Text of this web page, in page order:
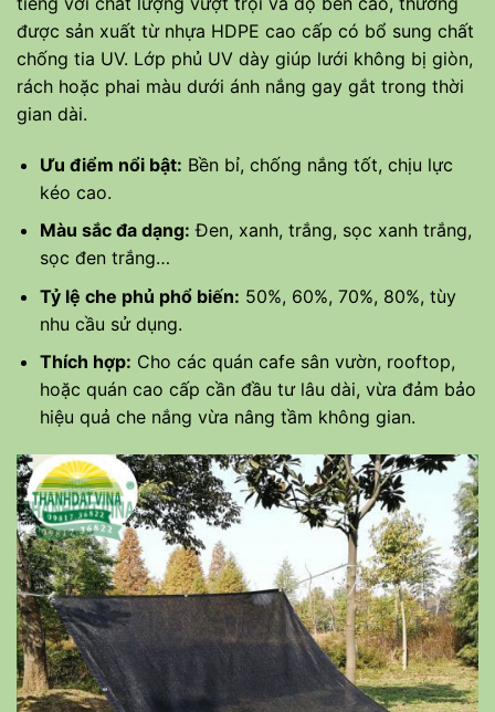
được sản xuất từ nhựa HDPE cao cấp có bổ sung chất
chống tia UV. Lớp phủ UV dày giúp lưới không bị giòn,
rách hoặc phai màu dưới ánh nắng gay gắt trong thời
gian dài.
Ưu điểm nổi bật: Bền bỉ, chống nắng tốt, chịu lực
kéo cao.
Màu sắc đa dạng: Đen, xanh, trắng, sọc xanh trắng,
sọc đen trắng…
Tỷ lệ che phủ phổ biến: 50%, 60%, 70%, 80%, tùy
nhu cầu sử dụng.
Thích hợp: Cho các quán cafe sân vườn, rooftop,
hoặc quán cao cấp cần đầu tư lâu dài, vừa đảm bảo
hiệu quả che nắng vừa nâng tầm không gian.